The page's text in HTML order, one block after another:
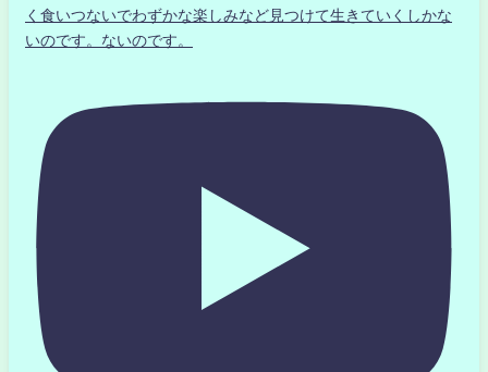
く食いつないでわずかな楽しみなど見つけて生きていくしかな
いのです。ないのです。